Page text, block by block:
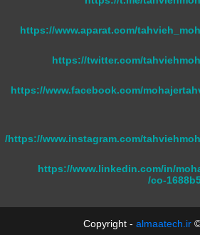
almaatech.ir